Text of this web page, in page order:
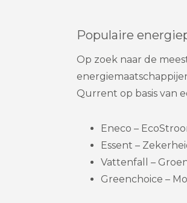
Populaire
Op zoek naar de
Qurrent op basis van
Eneco –
Essent –
Vattenfall –
Greenchoice –